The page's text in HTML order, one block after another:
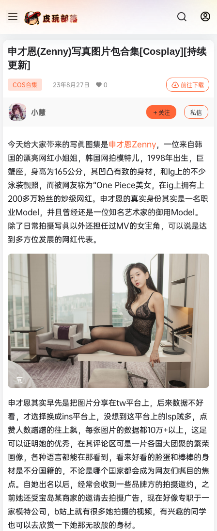
申才恩(Zenny)写真图片包合集[Cosplay][持续
更新]
COS合集 23年8月27日 0 前往下载
小慧 关注 私信
今天给大家帯来的写眞图集是申才恩Zenny，一位来自韩
国的漂亮网红小姐姐，韩国网拍模特儿，1998年出生，巨
蟹座，身高为165公分，其凹凸有致的身材，和Ig上的不少
泳装靓照，而被网友称为“One Piece美女，在ig上拥有上
200多万粉丝的炒级网红。申才恩的真实身份其实是一名职
业Model，并且曾经还是一位知名艺术家的御用Model。
除了日常拍摄写眞以外还担任过MV的女宔角，可以说是达
到多方位发展的网红代表。
申才恩其实早先是把图片分享在tw平台上，后来数据不好
看，才选择换成ins平台上，没想到这平台上的lsp贼多，点
赞人数蹭蹭的往上飙，每张图片的数据都10万+以上，这足
可以证明她的优秀，在其评论区可是一片各国大团聚的繁荣
画像，各种语言都能在那看到，看来好看的脸蛋和棒棒的身
材是不分国籍的，不论是哪个囯家都会成为网友们瞩目的焦
点。自她出名以后，经常会收到一些品牌方的拍摄邀约，之
前她还受宝岛某商家的邀请去拍摄广告，现在好像专职于一
家模特公司，b站上就有很多她拍摄的视频，有兴趣的同学
也可以去欣赏一下她那无敌般的身材。